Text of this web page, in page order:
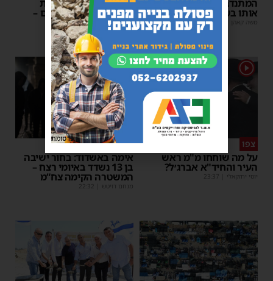
המתנדבים האשדודים חילצו
אותו בשלום
משה קאהן 11:53
מאשדוד: הנהג ניפץ את
השמשה לעיני הנוסעים –
ילדים פרצו בבכי
מנחם דויטש 11:34
1
צפו
על מה שוחחו מ"מ ראש
העיר והחיד"א אברג׳ל?
יוסי יחזקאלי 23:37
פירות ההסתה
אימה באשדוד: בחור ישיבה
בן 13 נשדד באיומי רצח –
המשטרה הקימה צח”מ
מנחם דויטש 22:32
פרסומת